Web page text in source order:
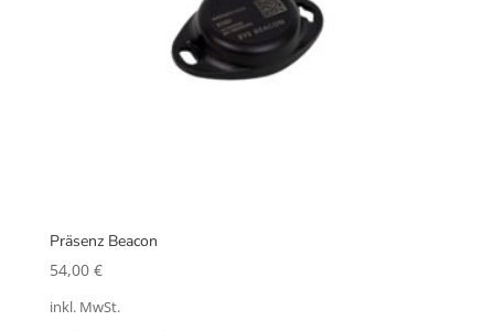
Präsenz Beacon
54,00 €
inkl. MwSt.